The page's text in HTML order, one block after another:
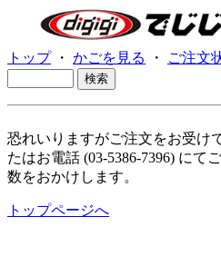
トップ・ かごを見る ・ ご注文
恐れいりますがご注文をお受け
たはお電話 (03-5386-7396) にて
数をおかけします。
トップページへ